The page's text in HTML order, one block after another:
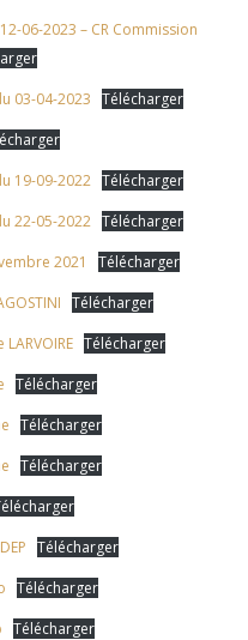
06-2023 – CR Commission
03-04-2023 Télécharger
19-09-2022 Télécharger
22-05-2022 Télécharger
2021
Télécharger
Télécharger
Télécharger
Télécharger
Télécharger
Télécharger
Télécharger
Télécharger
Télécharger